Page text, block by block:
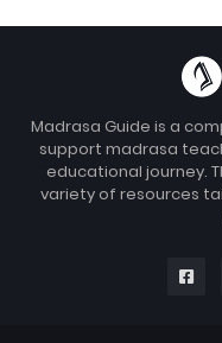
Madrasa Guide is a
support madrasa
educational journey.
variety of resources